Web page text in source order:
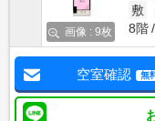
画像 : 9枚
敷
8階
空室確認 無